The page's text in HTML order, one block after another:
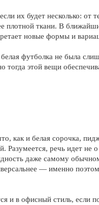
их будет несколько: от
плотной ткани. В
новые формы и
футболка не была
тогда этой вещи
как и белая сорочка,
Разумеется, речь идет
даже самому
— именно
и в офисный стиль, если